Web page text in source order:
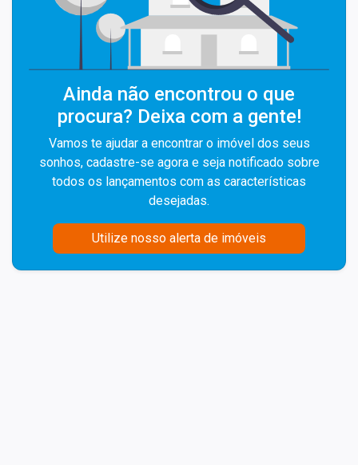
Ainda não encontrou o que
procura? Deixa com a gente!
Vamos te ajudar a encontrar o imóvel dos seus
sonhos, cadastre-se agora e seja notificado sobre
todos os lançamentos com as características
desejadas.
Utilize nosso alerta de imóveis